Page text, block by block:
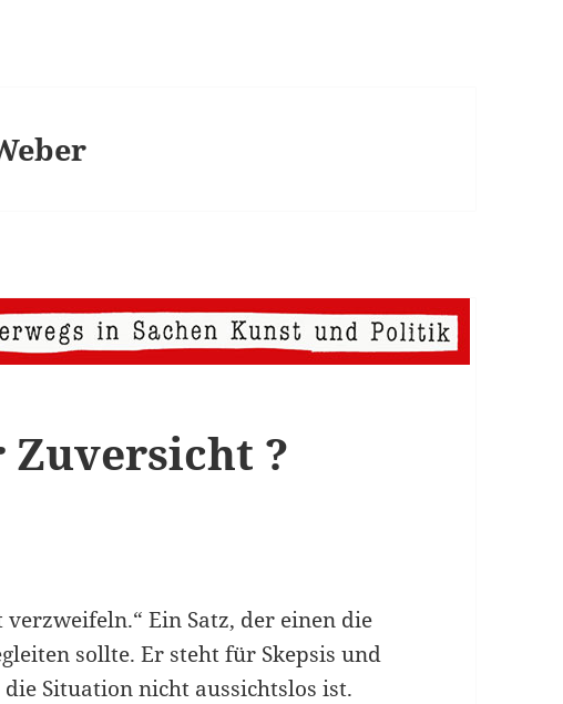
Zuversicht ?
Ein Satz, der einen die
sollte. Er steht für Skepsis und
Situation nicht aussichtslos ist.